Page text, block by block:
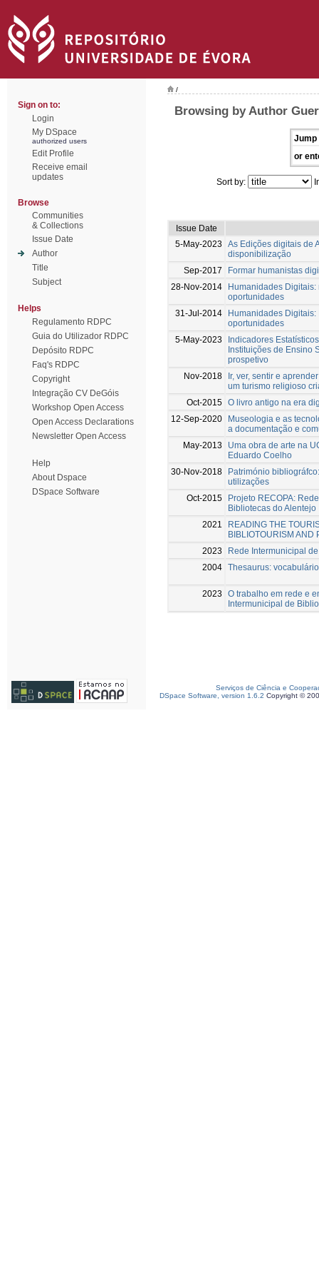
Sign on to:
Login
My DSpace
authorized users
Edit Profile
Receive email
updates
Browse
Communities
& Collections
Issue Date
Author
Title
Subject
Helps
Regulamento RDPC
Guia do Utilizador RDPC
Depósito RDPC
Faq's RDPC
Copyright
Integração CV DeGóis
Workshop Open Access
Open Access Declarations
Newsletter Open Access
Help
About Dspace
DSpace Software
/
Browsing by Author
Jump
or
Sort by:
Issue Date
5-May-2023
As Edições digitais de
disponibilização
Sep-2017
Formar humanistas
28-Nov-2014
Humanidades Digitais:
oportunidades
31-Jul-2014
Humanidades Digitais:
oportunidades
5-May-2023
Indicadores
Instituições de Ensino
prospetivo
Nov-2018
Ir, ver, sentir e
um turismo religioso
Oct-2015 O livro antigo na era
12-Sep-2020
Museologia e as
a documentação e
May-2013
Uma obra de arte na
Eduardo Coelho
30-Nov-2018
Património
utilizações
Oct-2015
Projeto RECOPA:
Bibliotecas do Alentejo
2021
READING THE
BIBLIOTOURISM AND
2023
Rede Intermunicipal
2004 Thesaurus:
2023
O trabalho em rede e
Intermunicipal de
Serviços de Ciência e
DSpace Software, version 1.6.2 Copyright ©